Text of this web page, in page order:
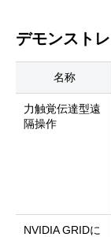
デモンスト
名称
力触覚伝達型遠
隔操作
NVIDIA GRIDに